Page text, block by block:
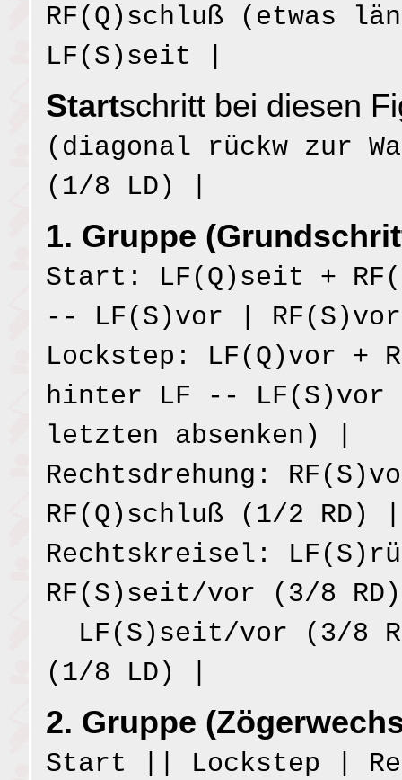
RF(Q)schluß (etwas
LF(S)seit |
Startschritt bei diesen
(diagonal rückw zur
(1/8 LD) |
1. Gruppe
Start: LF(Q)seit +
-- LF(S)vor |
Lockstep: LF(Q)vor +
hinter LF --
letzten absenken) |
Rechtsdrehung:
RF(Q)schluß (1/2 RD) |
Rechtskreisel:
RF(S)seit/vor (3/8
LF(S)seit/vor (3/8
(1/8 LD) |
2. Gruppe
Start || Lockstep |